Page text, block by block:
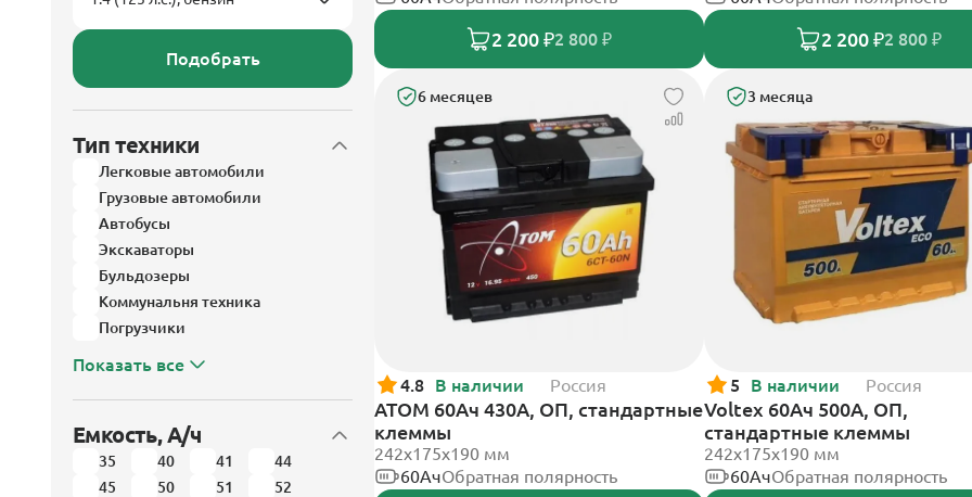
Подобрать
Тип техники
Легковые автомобили
Грузовые автомобили
Автобусы
Экскаваторы
Бульдозеры
Коммунальня техника
Погрузчики
Показать все
Емкость, А/ч
35 40 41
44
45
50 51
52
2 200 ₽2 800 ₽ 2 200 ₽2 800 ₽
6 месяцев
4.8 В наличии Россия
АТОМ 60Ач 430А, ОП, стандартные
клеммы
242х175х190 мм
60АчОбратная полярность
3 месяца
5 В наличии Россия
Voltex 60Ач 500А, ОП,
стандартные клеммы
242х175х190 мм
60АчОбратная полярность